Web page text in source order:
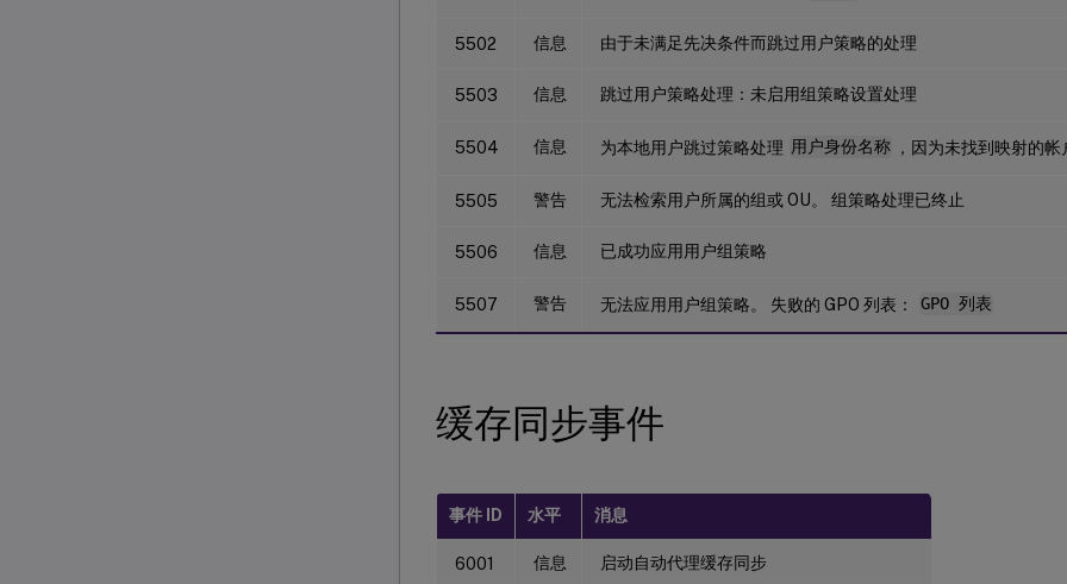
5502 信息 由于未满足先决条件而跳过用户策略的处理
5503 信息 跳过用户策略处理：未启用组策略设置处理
5504 信息 为本地用户跳过策略处理 用户身份名称 ，因为未找到映射的帐
5505 警告 无法检索用户所属的组或 OU。 组策略处理已终止
5506 信息 已成功应用用户组策略
5507 警告 无法应用用户组策略。 失败的 GPO 列表： GPO 列表
缓存同步事件
事件 ID 水平 消息
6001 信息 启动自动代理缓存同步